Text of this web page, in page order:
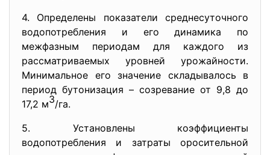
4. Определены показатели среднесуточного
водопотребления и его динамика по
межфазным периодам для каждого из
рассматриваемых уровней урожайности.
Минимальное его значение складывалось в
период бутонизация – созревание от 9,8 до
17,2 м3/га.
5. Установлены коэффициенты
водопотребления и затраты оросительной